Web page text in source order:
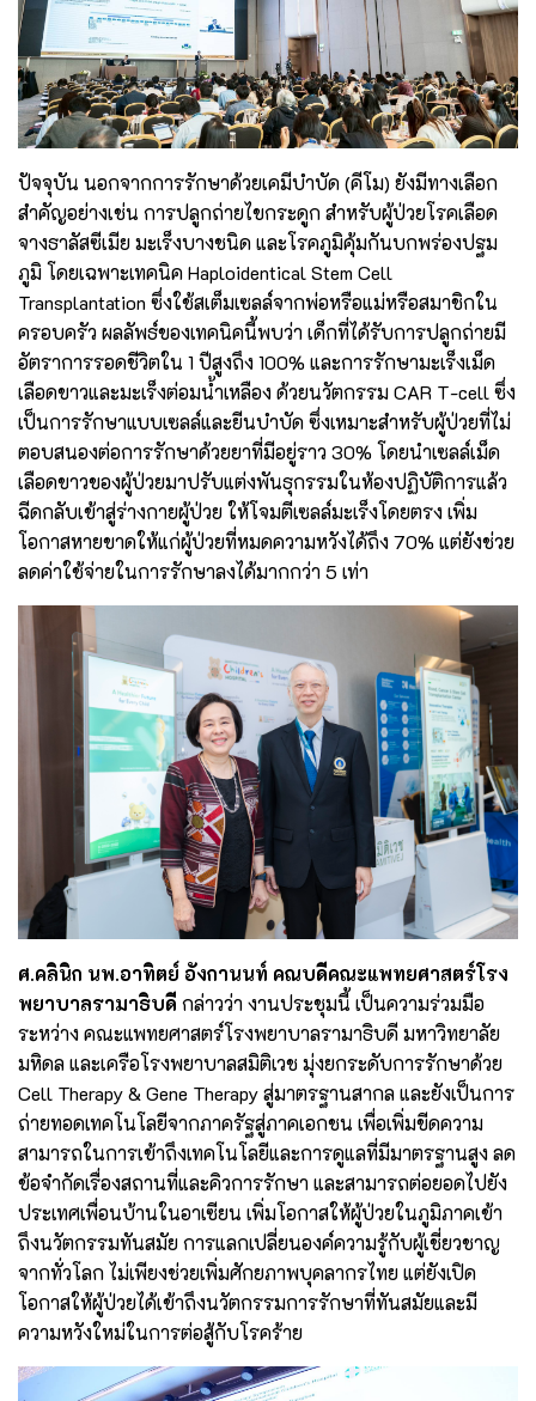
ปัจจุบัน นอกจากการรักษาด้วยเคมีบำบัด (คีโม) ยังมีทางเลือก
สำคัญอย่างเช่น การปลูกถ่ายไขกระดูก สำหรับผู้ป่วยโรคเลือด
จางธาลัสซีเมีย มะเร็งบางชนิด และโรคภูมิคุ้มกันบกพร่องปฐม
ภูมิ โดยเฉพาะเทคนิค Haploidentical Stem Cell
Transplantation ซึ่งใช้สเต็มเซลล์จากพ่อหรือแม่หรือสมาชิกใน
ครอบครัว ผลลัพธ์ของเทคนิคนี้พบว่า เด็กที่ได้รับการปลูกถ่ายมี
อัตราการรอดชีวิตใน 1 ปีสูงถึง 100% และการรักษามะเร็งเม็ด
เลือดขาวและมะเร็งต่อมน้ำเหลือง ด้วยนวัตกรรม CAR T-cell ซึ่ง
เป็นการรักษาแบบเซลล์และยีนบำบัด ซึ่งเหมาะสำหรับผู้ป่วยที่ไม่
ตอบสนองต่อการรักษาด้วยยาที่มีอยู่ราว 30% โดยนำเซลล์เม็ด
เลือดขาวของผู้ป่วยมาปรับแต่งพันธุกรรมในห้องปฏิบัติการแล้ว
ฉีดกลับเข้าสู่ร่างกายผู้ป่วย ให้โจมตีเซลล์มะเร็งโดยตรง เพิ่ม
โอกาสหายขาดให้แก่ผู้ป่วยที่หมดความหวังได้ถึง 70% แต่ยังช่วย
ลดค่าใช้จ่ายในการรักษาลงได้มากกว่า 5 เท่า
ศ.คลินิก นพ.อาทิตย์ อังกานนท์ คณบดีคณะแพทยศาสตร์โรง
พยาบาลรามาธิบดี กล่าวว่า งานประชุมนี้ เป็นความร่วมมือ
ระหว่าง คณะแพทยศาสตร์โรงพยาบาลรามาธิบดี มหาวิทยาลัย
มหิดล และเครือโรงพยาบาลสมิติเวช มุ่งยกระดับการรักษาด้วย
Cell Therapy & Gene Therapy สู่มาตรฐานสากล และยังเป็นการ
ถ่ายทอดเทคโนโลยีจากภาครัฐสู่ภาคเอกชน เพื่อเพิ่มขีดความ
สามารถในการเข้าถึงเทคโนโลยีและการดูแลที่มีมาตรฐานสูง ลด
ข้อจำกัดเรื่องสถานที่และคิวการรักษา และสามารถต่อยอดไปยัง
ประเทศเพื่อนบ้านในอาเซียน เพิ่มโอกาสให้ผู้ป่วยในภูมิภาคเข้า
ถึงนวัตกรรมทันสมัย การแลกเปลี่ยนองค์ความรู้กับผู้เชี่ยวชาญ
จากทั่วโลก ไม่เพียงช่วยเพิ่มศักยภาพบุคลากรไทย แต่ยังเปิด
โอกาสให้ผู้ป่วยได้เข้าถึงนวัตกรรมการรักษาที่ทันสมัยและมี
ความหวังใหม่ในการต่อสู้กับโรคร้าย